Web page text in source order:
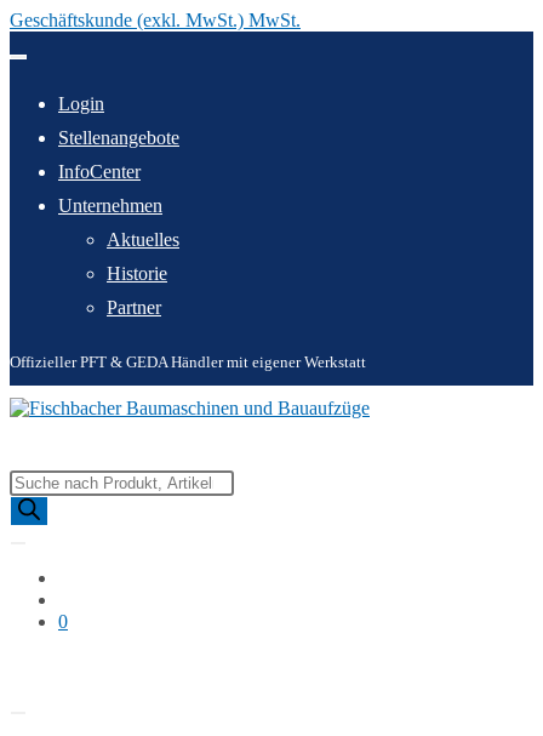
Geschäftskunde (exkl. MwSt.) MwSt.
Inhalt
Login
Stellenangebote
InfoCenter
Unternehmen
Aktuelles
Historie
Partner
Offizieller PFT & GEDA Händler mit eigener Werkstatt
Products
search
0